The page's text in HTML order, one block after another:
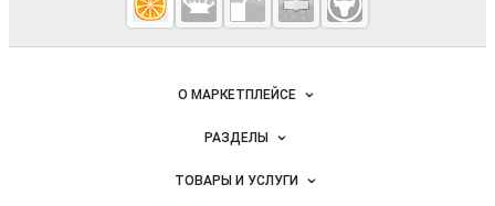
Fruitinfo.ru
— рынок
фруктов
Важные разделы и контакты
Навигация по сайтуО МАРКЕТПЛЕЙСЕ
Новости Fruitinfo.ru
Размещение рекламы
РАЗДЕЛЫ
Объявления
ТОВАРЫ И УСЛУГИ